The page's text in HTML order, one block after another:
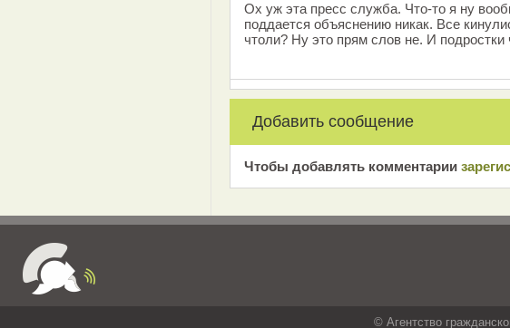
Ох уж эта пресс служба. Что-то я ну
поддается объяснению никак. Все
чтоли? Ну это прям слов не. И подростки
Добавить сообщение
Чтобы добавлять комментарии
© Агентство